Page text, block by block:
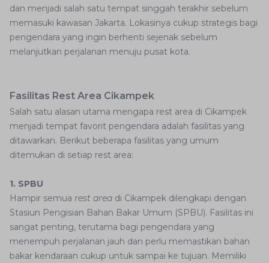
dan menjadi salah satu tempat singgah terakhir sebelum
memasuki kawasan Jakarta. Lokasinya cukup strategis bagi
pengendara yang ingin berhenti sejenak sebelum
melanjutkan perjalanan menuju pusat kota.
Fasilitas Rest Area Cikampek
Salah satu alasan utama mengapa rest area di Cikampek
menjadi tempat favorit pengendara adalah fasilitas yang
ditawarkan. Berikut beberapa fasilitas yang umum
ditemukan di setiap rest area:
1. SPBU
Hampir semua rest area di Cikampek dilengkapi dengan
Stasiun Pengisian Bahan Bakar Umum (SPBU). Fasilitas ini
sangat penting, terutama bagi pengendara yang
menempuh perjalanan jauh dan perlu memastikan bahan
bakar kendaraan cukup untuk sampai ke tujuan. Memiliki